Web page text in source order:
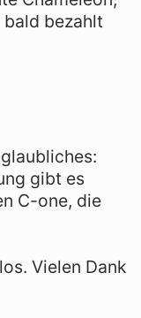
bezahlt
gibt es
C-one, die
Vielen Dank